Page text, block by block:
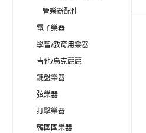
管樂器配件
電子樂器
學習/教育用樂器
吉他/烏克麗麗
鍵盤樂器
弦樂器
打擊樂器
韓國國樂器